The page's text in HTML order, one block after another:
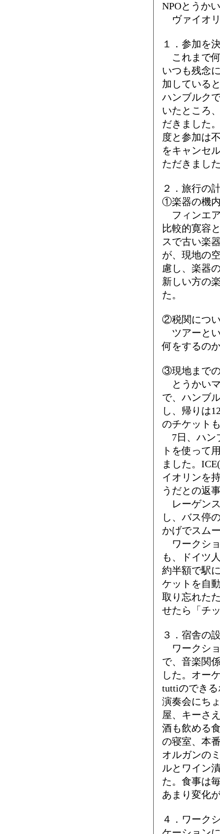
NPOとうか
ヴァイオ
１．参加を
これまで
いつも残念
加している
ハンブルク
いたところ
だきました
度と参加は
をキャンセ
ただきまし
２．旅行の
①楽器の機
フィンエ
比較的寛容
スで古い楽
が、現地の
慮し、楽器
新しい方の
た。
②税関につ
ツアーと
何をするの
③現地まで
とうかい
で、ハンブ
し、帰りは
のチケット
7日、ハン
トを使って
ました。
イオリンを
うだとの返
レーゲン
し、バス停
かげでスム
ワークシ
も、ドイツ
約半額で駅
ケットを自
取り忘れた
せたら「チ
３．宿舎の
ワークシ
で、音楽関
した。オー
tuttiのでき
演奏会にち
屋、キーさ
酒も飲める
の寝室、本
オルガンの
ルとワイン
た。食事は
あまり変化
４．ワーク